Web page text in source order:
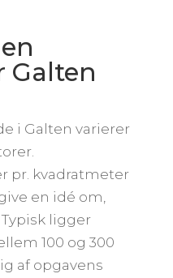
Galten
i Galten varierer
pr. kvadratmeter
en idé om,
ligger
100 og 300
af opgavens